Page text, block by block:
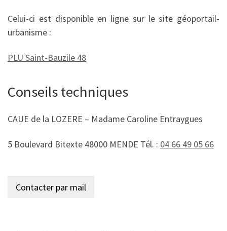
Celui-ci est disponible en ligne sur le site géoportail-
urbanisme :
PLU Saint-Bauzile 48
Conseils techniques
CAUE de la LOZERE – Madame Caroline Entraygues
5 Boulevard Bitexte 48000 MENDE Tél. : 04 66 49 05 66